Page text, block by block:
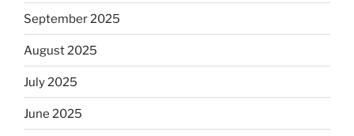
September 2025
August 2025
July 2025
June 2025